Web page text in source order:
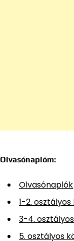
Olvasónaplóm:
Olvasónaplók
1-2.
3-4.
5. osztályos